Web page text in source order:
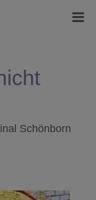
Schönborn